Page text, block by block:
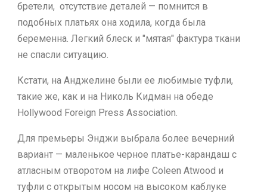
бретели, отсутствие деталей — помнится в
подобных платьях она ходила, когда была
беременна. Легкий блеск и "мятая" фактура ткани
не спасли ситуацию.
Кстати, на Анджелине были ее любимые туфли,
такие же, как и на Николь Кидман на обеде
Hollywood Foreign Press Association.
Для премьеры Энджи выбрала более вечерний
вариант — маленькое черное платье-карандаш с
атласным отворотом на лифе Coleen Atwood и
туфли с открытым носом на высоком каблуке